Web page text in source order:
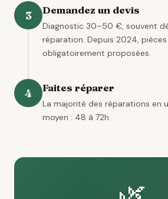
3 Demandez un devis
Diagnostic 30–50 €, souvent
réparation. Depuis 2024,
obligatoirement proposées.
4 Faites réparer
La majorité des réparations en
moyen : 48 à 72h.